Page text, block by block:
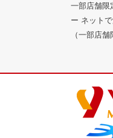
一部店舗限
ー ネット
（一部店舗